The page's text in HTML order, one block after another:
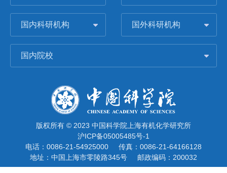
国内科研机构 国外科研机构
国内院校
版权所有 © 2023 中国科学院上海有机化学研究所
沪ICP备05005485号-1
电话：0086-21-54925000
传真：0086-21-64166128
地址：中国上海市零陵路345号
邮政编码：200032